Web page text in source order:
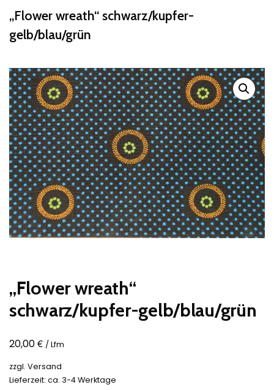
„Flower wreath“ schwarz/kupfer-
gelb/blau/grün
„Flower wreath“
schwarz/kupfer-gelb/blau/grün
20,00€ / Lfm
zzgl. Versand
Lieferzeit: ca. 3-4 Werktage